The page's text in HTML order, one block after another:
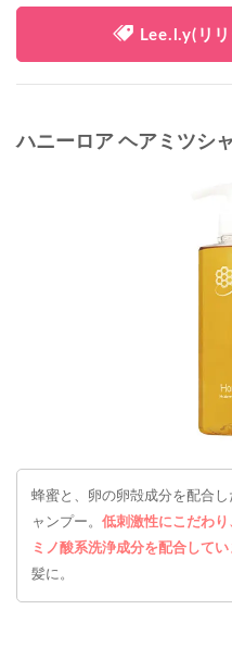
Lee.l.y(リ
ハニーロア ヘアミツシ
蜂蜜と、卵の卵殻成分を配合
ャンプー。 低刺激性にこだわ
ミノ酸系洗浄成分を配合してい
髪に。